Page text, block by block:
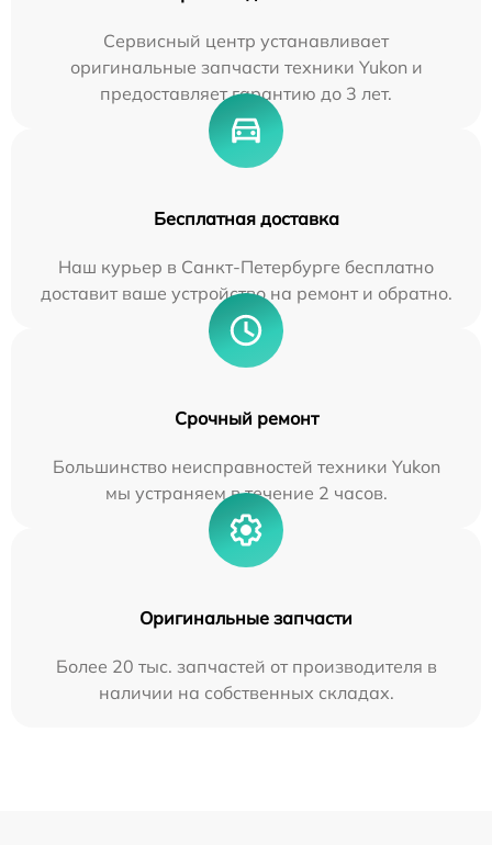
Сервисный центр устанавливает
оригинальные запчасти техники Yukon и
предоставляет гарантию до 3 лет.
Бесплатная доставка
Наш курьер в Санкт-Петербурге бесплатно
доставит ваше устройство на ремонт и обратно.
Срочный ремонт
Большинство неисправностей техники Yukon
мы устраняем в течение 2 часов.
Оригинальные запчасти
Более 20 тыс. запчастей от производителя в
наличии на собственных складах.